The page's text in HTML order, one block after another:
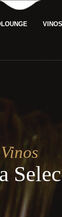
VINOS
Vinos